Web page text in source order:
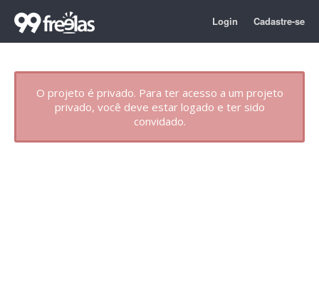
Login Cadastre-se
O projeto é privado. Para ter acesso a um projeto
privado, você deve estar logado e ter sido
convidado.